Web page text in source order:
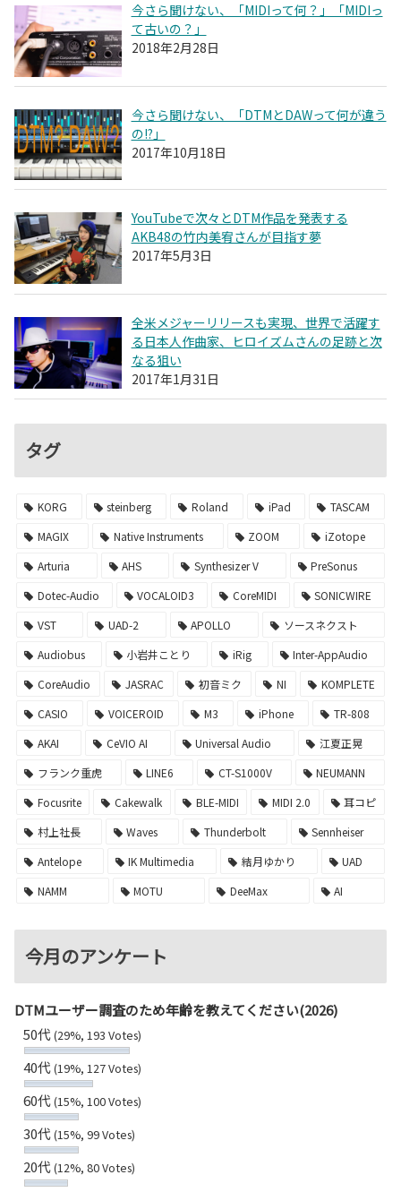
今さら聞けない、「MIDIって何？」「MIDIっ
て古いの？」
2018年2月28日
今さら聞けない、「DTMとDAWって何が違う
の!?」
2017年10月18日
YouTubeで次々とDTM作品を発表する
AKB48の竹内美宥さんが目指す夢
2017年5月3日
全米メジャーリリースも実現、世界で活躍す
る日本人作曲家、ヒロイズムさんの足跡と次
なる狙い
2017年1月31日
タグ
KORG steinberg Roland iPad
TASCAM
MAGIX
Native Instruments ZOOM
iZotope
Arturia
AHS Synthesizer V
PreSonus
Dotec-Audio
VOCALOID3 CoreMIDI
SONICWIRE
VST
UAD-2 APOLLO
ソースネクスト
Audiobus
小岩井ことり iRig
Inter-AppAudio
CoreAudio
JASRAC 初音ミク NI
KOMPLETE
CASIO
VOICEROID M3 iPhone
TR-808
AKAI
CeVIO AI Universal Audio
江夏正晃
フランク重虎
LINE6 CT-S1000V
NEUMANN
Focusrite
Cakewalk BLE-MIDI MIDI 2.0
耳コピ
村上社長
Waves Thunderbolt
Sennheiser
Antelope
IK Multimedia 結月ゆかり
UAD
NAMM
MOTU DeeMax AI
今月のアンケート
DTMユーザー調査のため年齢を教えてください(2026)
50代(29%, 193 Votes)
40代(19%, 127 Votes)
60代(15%, 100 Votes)
30代(15%, 99 Votes)
20代(12%, 80 Votes)